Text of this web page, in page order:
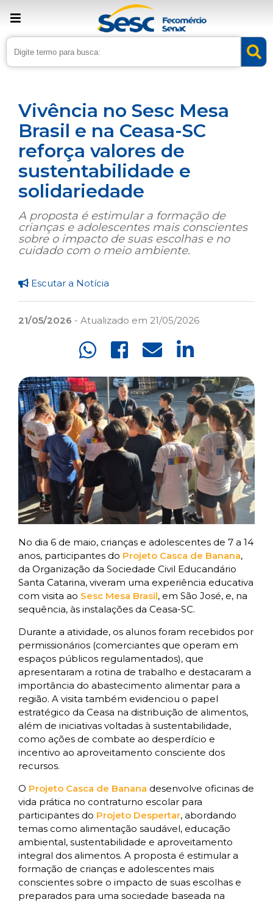
› Home › Noticias
Vivência no Sesc Mesa
Brasil e na Ceasa-SC
reforça valores de
sustentabilidade e
solidariedade
A proposta é estimular a formação de
crianças e adolescentes mais conscientes
sobre o impacto de suas escolhas e no
cuidado com o meio ambiente.
Escutar a Notícia
21/05/2026 - Atualizado em 21/05/2026
No dia 6 de maio, crianças e adolescentes de 7 a 14
anos, participantes do Projeto Casca de Banana,
da Organização da Sociedade Civil Educandário
Santa Catarina, viveram uma experiência educativa
com visita ao Sesc Mesa Brasil, em São José, e, na
sequência, às instalações da Ceasa-SC.
Durante a atividade, os alunos foram recebidos por
permissionários (comerciantes que operam em
espaços públicos regulamentados), que
apresentaram a rotina de trabalho e destacaram a
importância do abastecimento alimentar para a
região. A visita também evidenciou o papel
estratégico da Ceasa na distribuição de alimentos,
além de iniciativas voltadas à sustentabilidade,
como ações de combate ao desperdício e
incentivo ao aproveitamento consciente dos
recursos.
O Projeto Casca de Banana desenvolve oficinas de
vida prática no contraturno escolar para
participantes do Projeto Despertar, abordando
temas como alimentação saudável, educação
ambiental, sustentabilidade e aproveitamento
integral dos alimentos. A proposta é estimular a
formação de crianças e adolescentes mais
conscientes sobre o impacto de suas escolhas e
preparados para uma sociedade baseada na